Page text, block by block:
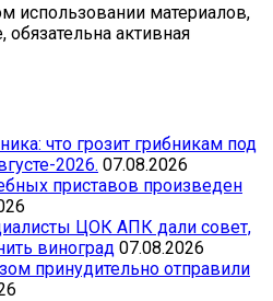
использовании материалов,
обязательна активная
что грозит грибникам под
2026. 07.08.2026
приставов произведен
ЦОК АПК дали совет,
виноград 07.08.2026
принудительно отправили